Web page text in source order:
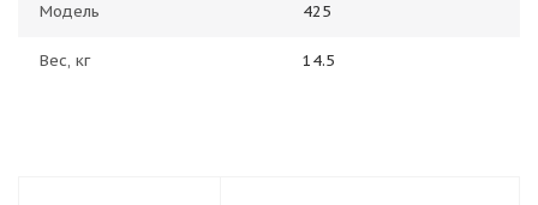
Модель 425
Вес, кг 14.5